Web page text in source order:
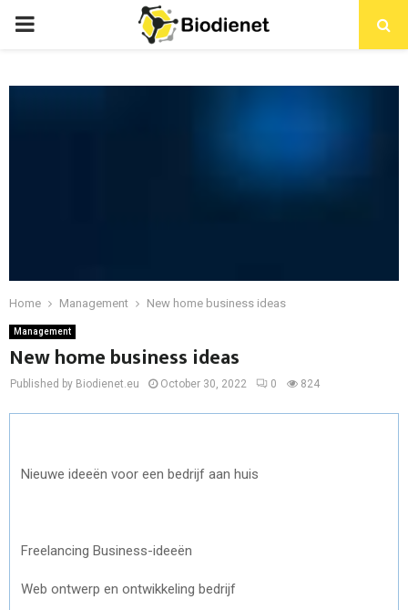
PRIMARY
Home Management New home business ideas
Management
New home business ideas
Published by Biodienet.eu October 30, 2022 0 824
Nieuwe ideeën voor een bedrijf aan huis
Freelancing Business-ideeën
Web ontwerp en ontwikkeling bedrijf